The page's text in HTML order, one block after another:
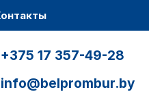
+375 17 357-49-28
info@belprombur.by